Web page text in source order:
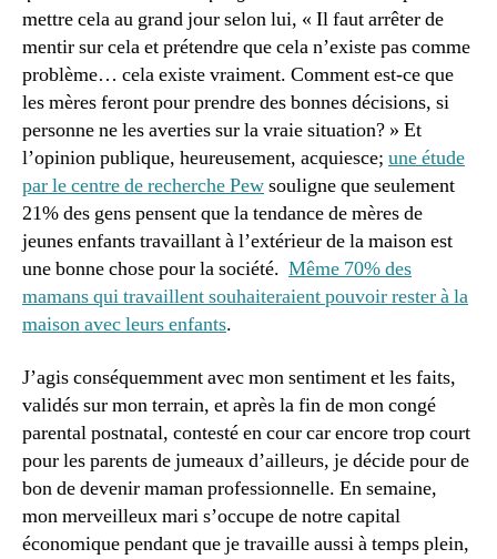
mettre cela au grand jour selon lui, « Il faut arrêter de
mentir sur cela et prétendre que cela n’existe pas comme
problème… cela existe vraiment. Comment est-ce que
les mères feront pour prendre des bonnes décisions, si
personne ne les averties sur la vraie situation? » Et
l’opinion publique, heureusement, acquiesce; une étude
par le centre de recherche Pewsouligne que seulement
21% des gens pensent que la tendance de mères de
jeunes enfants travaillant à l’extérieur de la maison est
une bonne chose pour la société. Même 70% des
mamans qui travaillent souhaiteraient pouvoir rester à la
maison avec leurs enfants.
J’agis conséquemment avec mon sentiment et les faits,
validés sur mon terrain, et après la fin de mon congé
parental postnatal, contesté en cour car encore trop court
pour les parents de jumeaux d’ailleurs, je décide pour de
bon de devenir maman professionnelle. En semaine,
mon merveilleux mari s’occupe de notre capital
économique pendant que je travaille aussi à temps plein,